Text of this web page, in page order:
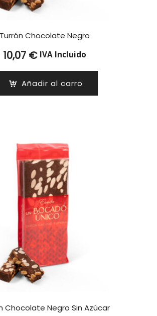
Turrón Chocolate Negro
10,07 € IVA Incluido
Añadir al carro
Chocolate Negro Sin Azúcar